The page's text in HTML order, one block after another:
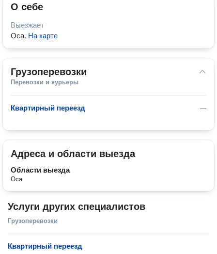
О себе
Выезжает
Оса. На карте
Грузоперевозки
Перевозки и курьеры
—
Квартирный переезд
Адреса и области выезда
Области выезда
Оса
Услуги других специалистов
Грузоперевозки
Квартирный переезд